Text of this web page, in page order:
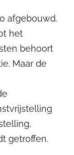
afgebouwd.
het
behoort
Maar de
getroffen.